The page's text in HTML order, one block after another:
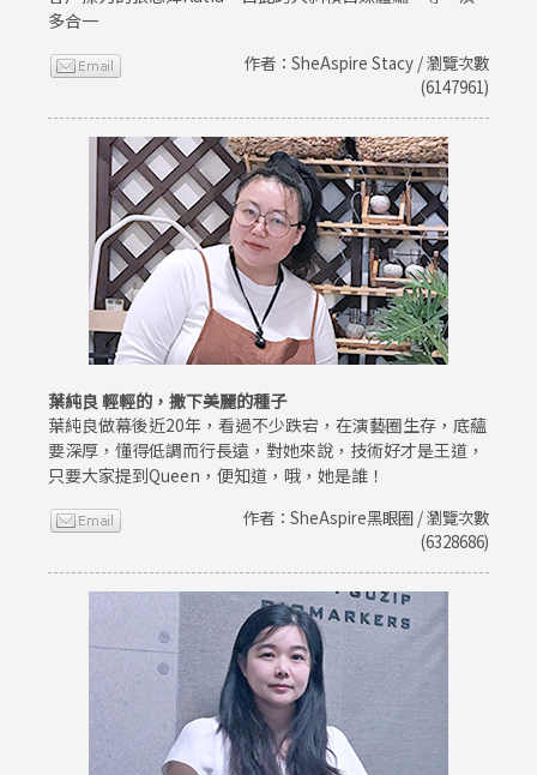
多合一
作者：SheAspire Stacy / 瀏覽次數
(6147961)
葉純良 輕輕的，撒下美麗的種子
葉純良做幕後近20年，看過不少跌宕，在演藝圈生存，底蘊
要深厚，懂得低調而行長遠，對她來說，技術好才是王道，
只要大家提到Queen，便知道，哦，她是誰！
作者：SheAspire黑眼圈 / 瀏覽次數
(6328686)